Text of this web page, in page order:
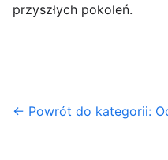
przyszłych pokoleń.
← Powrót do kategorii: